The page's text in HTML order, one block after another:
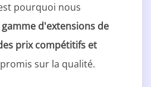
pourquoi nous
d'extensions de
prix compétitifs et
sur la qualité.